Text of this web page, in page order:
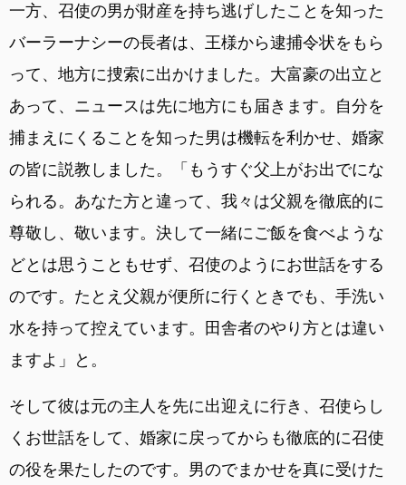
一方、召使の男が財産を持ち逃げしたことを知った
バーラーナシーの長者は、王様から逮捕令状をもら
って、地方に捜索に出かけました。大富豪の出立と
あって、ニュースは先に地方にも届きます。自分を
捕まえにくることを知った男は機転を利かせ、婚家
の皆に説教しました。「もうすぐ父上がお出でにな
られる。あなた方と違って、我々は父親を徹底的に
尊敬し、敬います。決して一緒にご飯を食べような
どとは思うこともせず、召使のようにお世話をする
のです。たとえ父親が便所に行くときでも、手洗い
水を持って控えています。田舎者のやり方とは違い
ますよ」と。
そして彼は元の主人を先に出迎えに行き、召使らし
くお世話をして、婚家に戻ってからも徹底的に召使
の役を果たしたのです。男のでまかせを真に受けた